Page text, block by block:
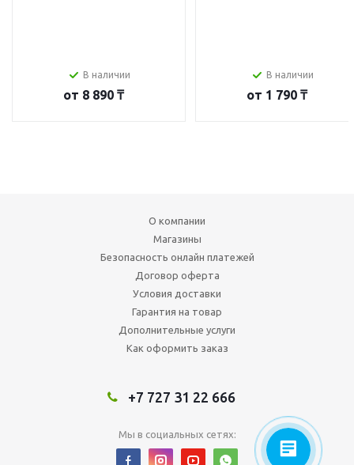
В наличии
от 8 890 ₸
В наличии
от 1 790 ₸
О компании
Магазины
Безопасность онлайн платежей
Договор оферта
Условия доставки
Гарантия на товар
Дополнительные услуги
Как оформить заказ
+7 727 31 22 666
Мы в социальных сетях: